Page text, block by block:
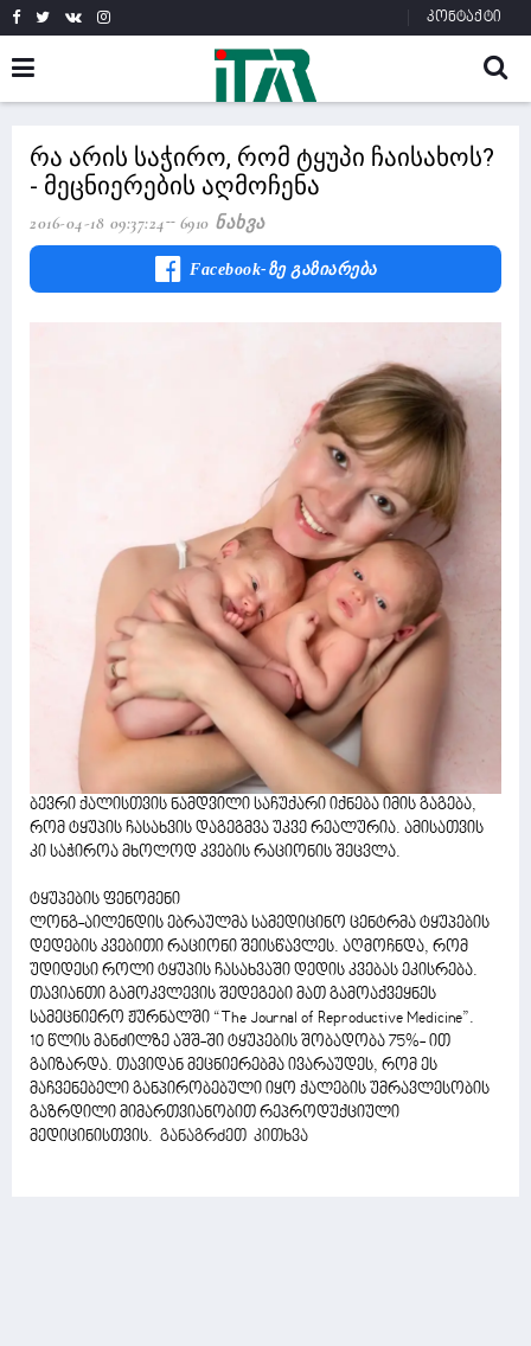
კონტაქტი
რა არის საჭირო, რომ ტყუპი ჩაისახოს?
- მეცნიერების აღმოჩენა
2016-04-18 09:37:24 6910 Ნახვა
Facebook-Ზე Გაზიარება
ბევრი ქალისთვის ნამდვილი საჩუქარი იქნება იმის გაგება,
რომ ტყუპის ჩასახვის დაგეგმვა უკვე რეალურია. ამისათვის
კი საჭიროა მხოლოდ კვების რაციონის შეცვლა.
ტყუპების ფენომენი
ლონგ-აილენდის ებრაულმა სამედიცინო ცენტრმა ტყუპების
დედების კვებითი რაციონი შეისწავლეს. აღმოჩნდა, რომ
უდიდესი როლი ტყუპის ჩასახვაში დედის კვებას ეკისრება.
თავიანთი გამოკვლევის შედეგები მათ გამოაქვეყნეს
სამეცნიერო ჟურნალში “The Journal of Reproductive Medicine”.
10 წლის მანძილზე აშშ-ში ტყუპების შობადობა 75%- ით
გაიზარდა. თავიდან მეცნიერებმა ივარაუდეს, რომ ეს
მაჩვენებელი განპირობებული იყო ქალების უმრავლესობის
გაზრდილი მიმართვიანობით რეპროდუქციული
მედიცინისთვის. განაგრძეთ კითხვა